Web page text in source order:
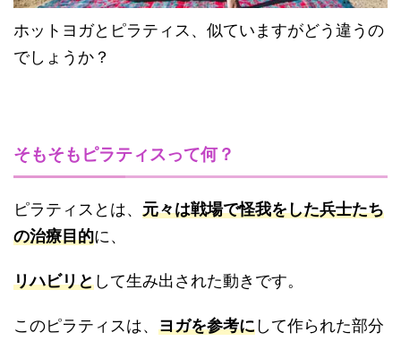
ホットヨガとピラティス、似ていますがどう違うの
でしょうか？
そもそもピラティスって何？
ピラティスとは、 元々は戦場で怪我をした兵士たち
の治療目的に、
リハビリとして生み出された動きです。
このピラティスは、 ヨガを参考にして作られた部分